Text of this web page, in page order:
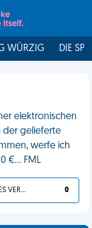
WÜRZIG DIE
elektronischen
der gelieferte
werfe ich
€... FML
DU HAST ES VERDIENT 0